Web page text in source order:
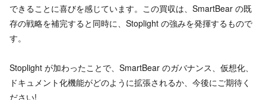
できることに喜びを感じています。この買収は、SmartBear の既
存の戦略を補完すると同時に、Stoplight の強みを発揮するもので
す。
Stoplight が加わったことで、SmartBear のガバナンス、仮想化、
ドキュメント化機能がどのように拡張されるか、今後にご期待く
ださい!